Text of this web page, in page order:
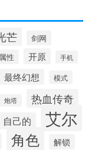
芒
剑网
属性 开原 手机
最终幻想 模式
炮塔 热血传奇
自己的 艾尔
角色 解锁